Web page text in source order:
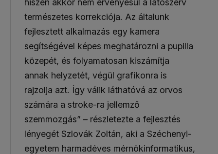
természetes korrekciója. Az általunk
fejlesztett alkalmazás egy kamera
segítségével képes meghatározni a pupilla
közepét, és folyamatosan kiszámítja
annak helyzetét, végül grafikonra is
rajzolja azt. Így válik láthatóvá az orvos
számára a stroke-ra jellemző
szemmozgás” – részletezte a fejlesztés
lényegét Szlovák Zoltán, aki a Széchenyi-
egyetem harmadéves mérnökinformatikus,